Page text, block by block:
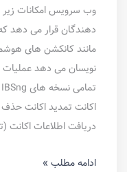
وب سرویس امکانات زیر
دهندگان قرار می دهد
مانند کانکشن های
اکانت تمدید اکانت حذف
دریافت اطلاعات اکانت
ادامه مطلب »